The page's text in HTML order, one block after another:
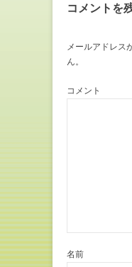
ィ
ン
で
開
コメントを
メールアドレス
ん。
コメント
名前